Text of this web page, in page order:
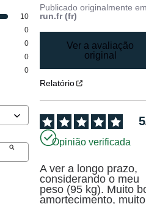
10
0
0
0
0
Publicado originalmente
run.fr (fr)
Ver a avaliação
original
Relatório
5
Opinião verificada
A ver a longo prazo,
considerando o meu
peso (95 kg). Muito
amortecimento, muito